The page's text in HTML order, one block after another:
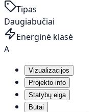
Tipas
Daugiabučiai
Energinė klasė
A
Vizualizacijos
Projekto info
Statybų eiga
Butai